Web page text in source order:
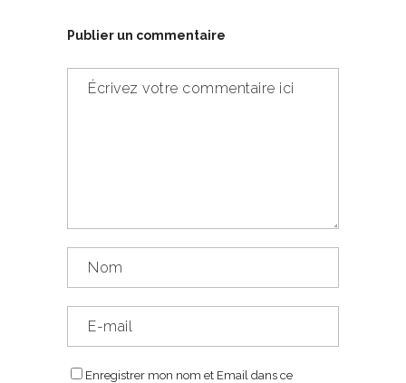
Publier un commentaire
Enregistrer mon nom et Email dans ce